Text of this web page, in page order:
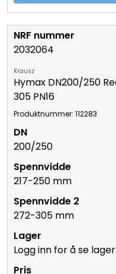
2032064
Krausz
Hymax DN200/250
305 PN16
Produktnummer: 112283
200/250
217-250 mm
272-305 mm
Logg inn for å se lager